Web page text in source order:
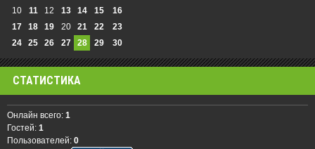
10
11 12 13 14 15
16
17
18 19 20 21 22
23
24
25 26 27 28 29 30
СТАТИСТИКА
Онлайн всего: 1
Гостей: 1
Пользователей: 0